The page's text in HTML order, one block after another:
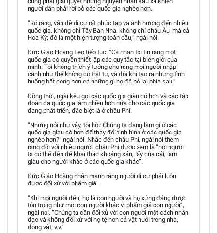
người dân phải rời bỏ các quốc gia nghèo hơn.
“Rõ ràng, vấn đề di cư rất phức tạp và ảnh hưởng đến nhiều
quốc gia, không chỉ Tây Ban Nha, không chỉ châu Âu, mà cả
Hoa Kỳ; đó là một hiện tượng toàn cầu,” ngài nói.
Đức Giáo Hoàng Leo tiếp tục: “Cá nhân tôi tin rằng một
quốc gia có quyền thiết lập các quy tắc tại biên giới của
mình. Tôi không thích ý tưởng cho rằng mọi người nhập
cảnh như thể không có trật tự, và đôi khi tạo ra những tình
huống bất công hơn cả những gì họ đã bỏ lại phía sau.”
Đồng thời, ngài kêu gọi các quốc gia giàu có hơn và các tập
đoàn đa quốc gia làm nhiều hơn nữa cho các quốc gia
đang phát triển, đặc biệt là ở châu Phi.
“Nhưng nói như vậy, tôi hỏi: Chúng ta đang làm gì ở các
quốc gia giàu có hơn để thay đổi tình hình ở các quốc gia
nghèo hơn?” ngài nói. Nhắc đến châu Phi, ngài nói thêm
rằng đối với nhiều người, châu Phi được xem là “nơi người
ta có thể đến để khai thác khoáng sản, lấy của cải, làm
giàu cho người khác ở các quốc gia khác”.
Đức Giáo Hoàng nhấn mạnh rằng người di cư phải luôn
được đối xử với phẩm giá.
“Khi mọi người đến, họ là con người và họ xứng đáng được
tôn trọng như mọi con người khác vì phẩm giá con người”,
ngài nói. “Chúng ta cần đối xử với con người một cách nhân
đạo và không đối xử với họ tệ hơn cả vật nuôi trong nhà,
động vật, v.v.”